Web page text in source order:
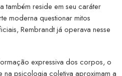
também reside em seu caráter
moderna questionar mitos
Rembrandt já operava nesse
expressiva dos corpos, o
na psicologia coletiva aproximam a